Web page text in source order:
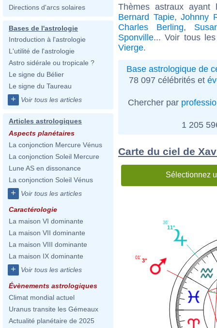
Directions d'arcs solaires
Bases de l'astrologie
Introduction à l'astrologie
L'utilité de l'astrologie
Astro sidérale ou tropicale ?
Le signe du Bélier
Le signe du Taureau
+ Voir tous les articles
Articles astrologiques
Aspects planétaires
La conjonction Mercure Vénus
La conjonction Soleil Mercure
Lune AS en dissonance
La conjonction Soleil Vénus
+ Voir tous les articles
Caractérologie
La maison VI dominante
La maison VII dominante
La maison VIII dominante
La maison IX dominante
+ Voir tous les articles
Évènements astrologiques
Climat mondial actuel
Uranus transite les Gémeaux
Actualité planétaire de 2025
Thèmes astraux
Bernard Tapie,Johnny
Charles Berling,
Sponville... Voir tous
Vierge.
Base astrologique de
78 097 célébrités et
Chercher par
1 205
Carte du ciel de
Sélectionnez
11°
36'
3°
01'